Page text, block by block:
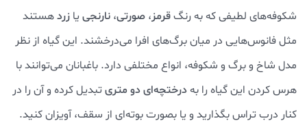
شکوفه‌های لطیفی که به رنگقرمز، صورتی، نارنجی یا زردهستند
مثل فانوس‌هایی در میان برگ‌های افرا می‌درخشند. این گیاه از نظر
مدل شاخ و برگ و شکوفه، انواع مختلفی دارد. باغبانان می‌توانند با
هرس کردن این گیاه را بهدرختچه‌ای دو متری تبدیل کرده و آن را در
کنار درب تراس بگذارید و یا بصورت بوته‌ای از سقف، آویزان کنید.